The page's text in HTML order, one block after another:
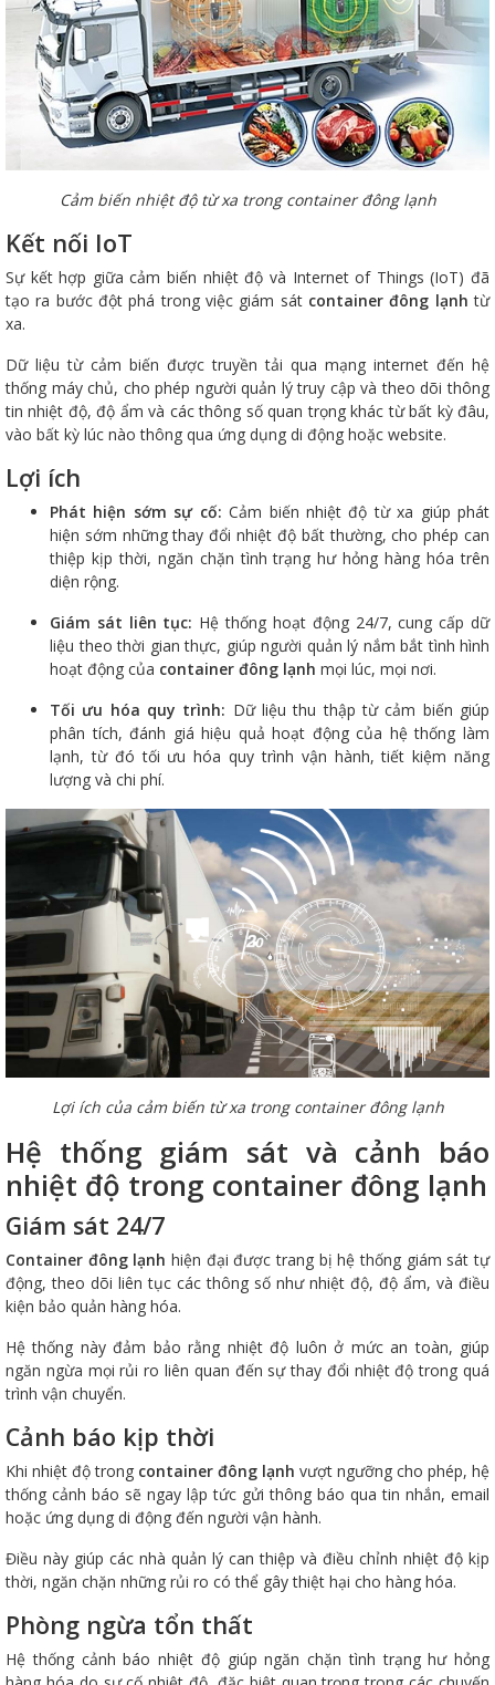
Cảm biến nhiệt độ từ xa trong container đông lạnh
Kết nối IoT
Sự kết hợp giữa cảm biến nhiệt độ và Internet of Things (IoT) đã
tạo ra bước đột phá trong việc giám sátcontainer đông lạnh từ
xa.
Dữ liệu từ cảm biến được truyền tải qua mạng internet đến hệ
thống máy chủ, cho phép người quản lý truy cập và theo dõi thông
tin nhiệt độ, độ ẩm và các thông số quan trọng khác từ bất kỳ đâu,
vào bất kỳ lúc nào thông qua ứng dụng di động hoặc website.
Lợi ích
Phát hiện sớm sự cố:Cảm biến nhiệt độ từ xa giúp phát
hiện sớm những thay đổi nhiệt độ bất thường, cho phép can
thiệp kịp thời, ngăn chặn tình trạng hư hỏng hàng hóa trên
diện rộng.
Giám sát liên tục: Hệ thống hoạt động 24/7, cung cấp dữ
liệu theo thời gian thực, giúp người quản lý nắm bắt tình hình
hoạt động của container đông lạnh mọi lúc, mọi nơi.
Tối ưu hóa quy trình: Dữ liệu thu thập từ cảm biến giúp
phân tích, đánh giá hiệu quả hoạt động của hệ thống làm
lạnh, từ đó tối ưu hóa quy trình vận hành, tiết kiệm năng
lượng và chi phí.
Lợi ích của cảm biến từ xa trong container đông lạnh
Hệ thống giám sát và cảnh báo
nhiệt độ trong container đông lạnh
Giám sát 24/7
Container đông lạnh hiện đại được trang bị hệ thống giám sát tự
động, theo dõi liên tục các thông số như nhiệt độ, độ ẩm, và điều
kiện bảo quản hàng hóa.
Hệ thống này đảm bảo rằng nhiệt độ luôn ở mức an toàn, giúp
ngăn ngừa mọi rủi ro liên quan đến sự thay đổi nhiệt độ trong quá
trình vận chuyển.
Cảnh báo kịp thời
Khi nhiệt độ trong container đông lạnh vượt ngưỡng cho phép, hệ
thống cảnh báo sẽ ngay lập tức gửi thông báo qua tin nhắn, email
hoặc ứng dụng di động đến người vận hành.
Điều này giúp các nhà quản lý can thiệp và điều chỉnh nhiệt độ kịp
thời, ngăn chặn những rủi ro có thể gây thiệt hại cho hàng hóa.
Phòng ngừa tổn thất
Hệ thống cảnh báo nhiệt độ giúp ngăn chặn tình trạng hư hỏng